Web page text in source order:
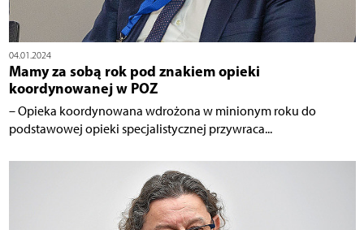
04.01.2024
Mamy za sobą rok pod znakiem opieki
koordynowanej w POZ
– Opieka koordynowana wdrożona w minionym roku do
podstawowej opieki specjalistycznej przywraca...